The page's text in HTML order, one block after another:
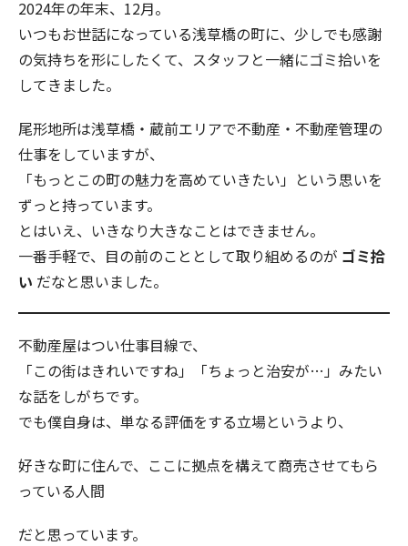
2024年の年末、12月。
いつもお世話になっている浅草橋の町に、少しでも感謝
の気持ちを形にしたくて、スタッフと一緒にゴミ拾いを
してきました。
尾形地所は浅草橋・蔵前エリアで不動産・不動産管理の
仕事をしていますが、
「もっとこの町の魅力を高めていきたい」という思いを
ずっと持っています。
とはいえ、いきなり大きなことはできません。
一番手軽で、目の前のこととして取り組めるのが ゴミ拾
い だなと思いました。
不動産屋はつい仕事目線で、
「この街はきれいですね」「ちょっと治安が…」みたい
な話をしがちです。
でも僕自身は、単なる評価をする立場というより、
好きな町に住んで、ここに拠点を構えて商売させてもら
っている人間
だと思っています。